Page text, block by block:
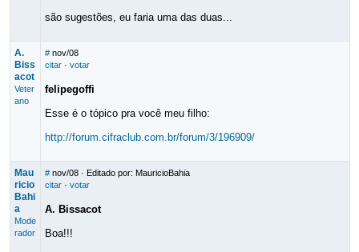
são sugestões, eu faria uma das duas...
A.
Biss
acot
Veter
ano
# nov/08
citar· votar
felipegoffi
Esse é o tópico pra você meu filho:
http://forum.cifraclub.com.br/forum/3/196909/
Mau
ricio
Bahi
a
Mode
rador
# nov/08· Editado por: MauricioBahia
citar· votar
A. Bissacot
Boa!!!